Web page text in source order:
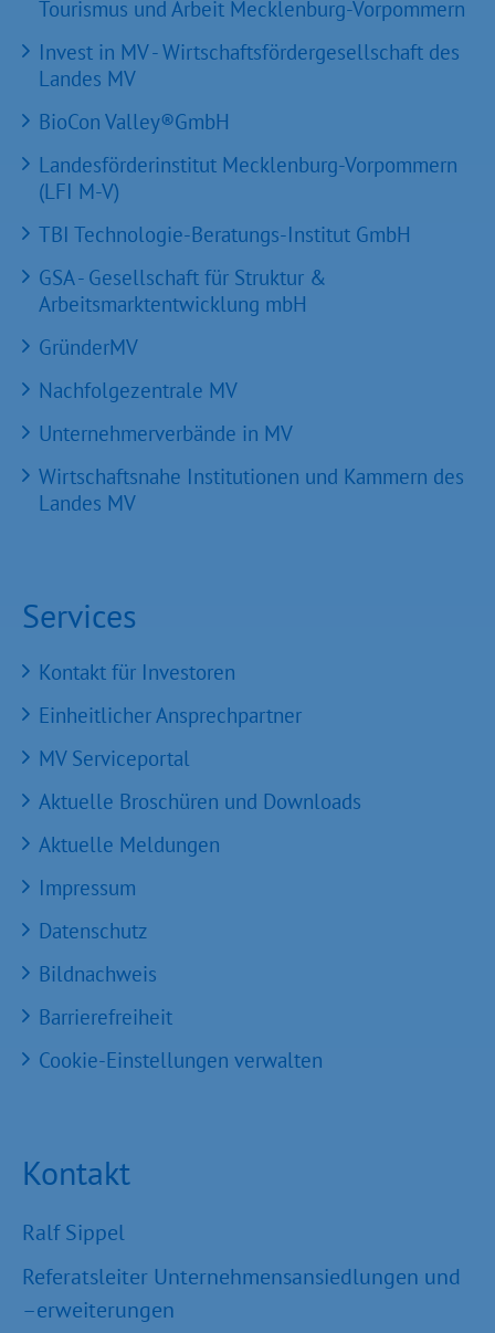
Tourismus und Arbeit Mecklenburg-Vorpommern
Invest in MV - Wirtschaftsfördergesellschaft des
Landes MV
BioCon Valley®GmbH
Landesförderinstitut Mecklenburg-Vorpommern
(LFI M-V)
TBI Technologie-Beratungs-Institut GmbH
GSA - Gesellschaft für Struktur &
Arbeitsmarktentwicklung mbH
GründerMV
Nachfolgezentrale MV
Unternehmerverbände in MV
Wirtschaftsnahe Institutionen und Kammern des
Landes MV
Services
Kontakt für Investoren
Einheitlicher Ansprechpartner
MV Serviceportal
Aktuelle Broschüren und Downloads
Aktuelle Meldungen
Impressum
Datenschutz
Bildnachweis
Barrierefreiheit
Cookie-Einstellungen verwalten
Kontakt
Ralf Sippel
Referatsleiter Unternehmensansiedlungen und
–erweiterungen